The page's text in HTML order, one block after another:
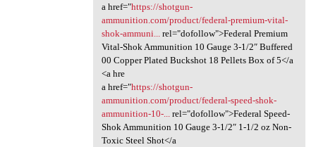
a href="https://shotgun-
ammunition.com/product/federal-premium-vital-
shok-ammuni...rel="dofollow">Federal Premium
Vital-Shok Ammunition 10 Gauge 3-1/2″ Buffered
00 Copper Plated Buckshot 18 Pellets Box of 5</a
<a hre
a href="https://shotgun-
ammunition.com/product/federal-speed-shok-
ammunition-10-...rel="dofollow">Federal Speed-
Shok Ammunition 10 Gauge 3-1/2″ 1-1/2 oz Non-
Toxic Steel Shot</a